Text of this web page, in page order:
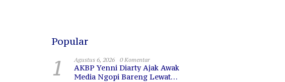
Popular
1 Agustus 6, 2026 0 Komentar
AKBP Yenni Diarty Ajak Awak
Media Ngopi Bareng Lewat